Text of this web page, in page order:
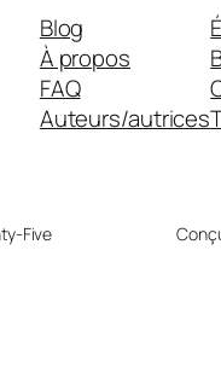
Blog
À propos
FAQ
Auteurs/autrices
Five